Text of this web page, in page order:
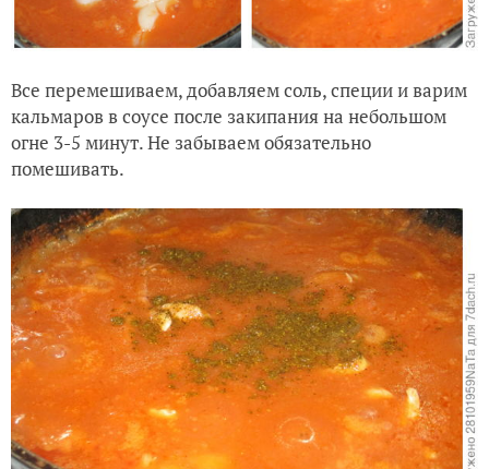
Все перемешиваем, добавляем соль, специи и варим
кальмаров в соусе после закипания на небольшом
огне 3-5 минут. Не забываем обязательно
помешивать.